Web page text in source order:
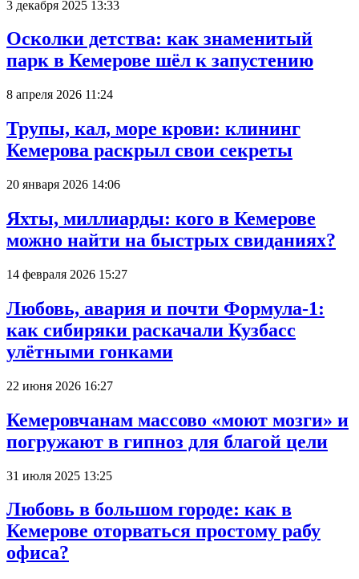
3 декабря 2025 13:33
Осколки детства: как знаменитый
парк в Кемерове шёл к запустению
8 апреля 2026 11:24
Трупы, кал, море крови: клининг
Кемерова раскрыл свои секреты
20 января 2026 14:06
Яхты, миллиарды: кого в Кемерове
можно найти на быстрых свиданиях?
14 февраля 2026 15:27
Любовь, авария и почти Формула-1:
как сибиряки раскачали Кузбасс
улётными гонками
22 июня 2026 16:27
Кемеровчанам массово «моют мозги» и
погружают в гипноз для благой цели
31 июля 2025 13:25
Любовь в большом городе: как в
Кемерове оторваться простому рабу
офиса?